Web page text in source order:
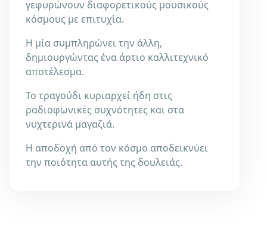
γεφυρώνουν διαφορετικούς μουσικούς
κόσμους με επιτυχία.
Η μία συμπληρώνει την άλλη,
δημιουργώντας ένα άρτιο καλλιτεχνικό
αποτέλεσμα.
Το τραγούδι κυριαρχεί ήδη στις
ραδιοφωνικές συχνότητες και στα
νυχτερινά μαγαζιά.
Η αποδοχή από τον κόσμο αποδεικνύει
την ποιότητα αυτής της δουλειάς.